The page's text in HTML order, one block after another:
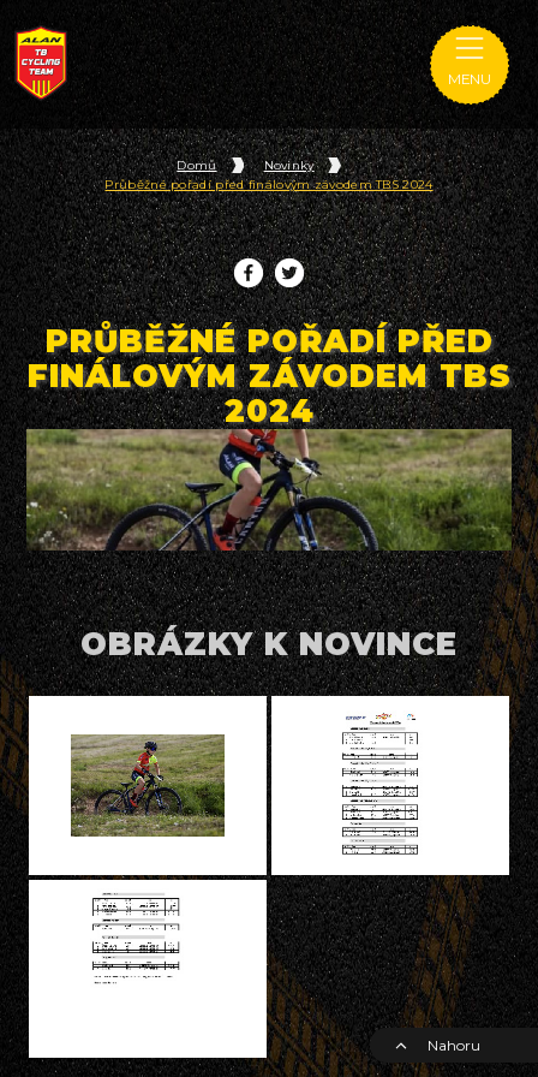
MENU
Domů
Novinky
Průběžné pořadí před finálovým závodem TBS 2024
PRŮBĚŽNÉ POŘADÍ PŘED
FINÁLOVÝM ZÁVODEM TBS
2024
OBRÁZKY K NOVINCE
Nahoru